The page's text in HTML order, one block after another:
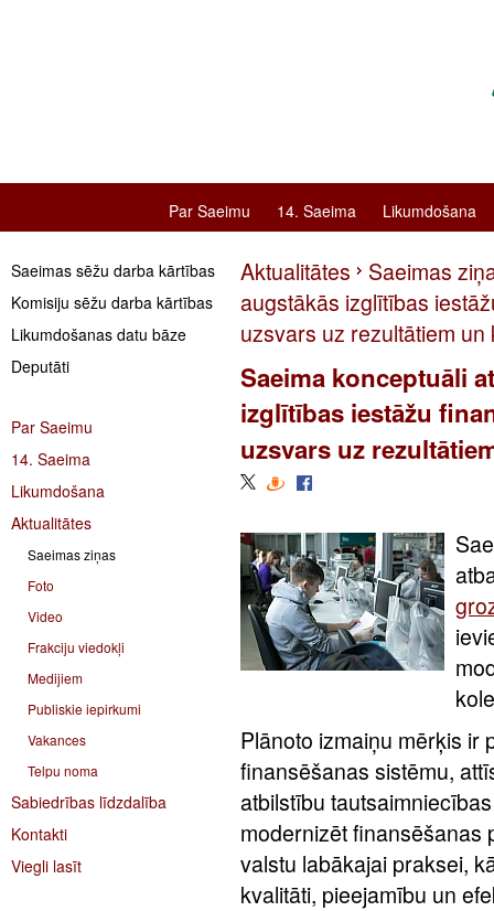
Par Saeimu 14. Saeima Likumdošana
Saeimas sēžu darba kārtības
Komisiju sēžu darba kārtības
Likumdošanas datu bāze
Deputāti
Par Saeimu
14. Saeima
Likumdošana
Aktualitātes
Saeimas ziņas
Foto
Video
Frakciju viedokļi
Medijiem
Publiskie iepirkumi
Vakances
Telpu noma
Sabiedrības līdzdalība
Kontakti
Viegli lasīt
Aktualitātes
Saeimas
augstākās izglītības
uzsvars uz rezultātiem un
Saeima konceptuāli
izglītības iestāžu
uzsvars uz
Plānoto izmaiņu mērķis ir
finansēšanas sistēmu,
atbilstību
modernizēt finansēšanas
valstu labākajai praksei,
kvalitāti, pieejamību un